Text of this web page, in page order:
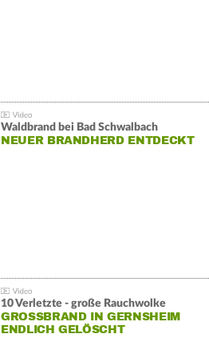
Waldbrand bei Bad Schwalbach
NEUER BRANDHERD ENTDECKT
10 Verletzte - große Rauchwolke
GROSSBRAND IN GERNSHEIM E
NDLICH GELÖSCHT